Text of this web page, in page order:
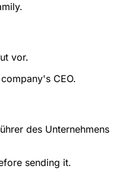
vor.
CEO.
des Unternehmens
sending it.